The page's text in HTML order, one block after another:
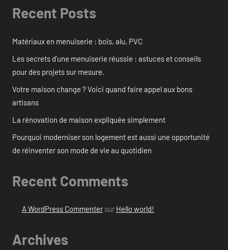
Recent Posts
Matériaux en menuiserie : bois, alu, PVC
Les secrets d’une menuiserie réussie : astuces et conseils
pour des projets sur mesure.
Votre maison change ? Voici quand faire appel aux bons
artisans
La rénovation de maison expliquée simplement
Pourquoi moderniser son logement est aussi une opportunité
de réinventer son mode de vie au quotidien
Recent Comments
A WordPress Commentersur Hello world!
Archives